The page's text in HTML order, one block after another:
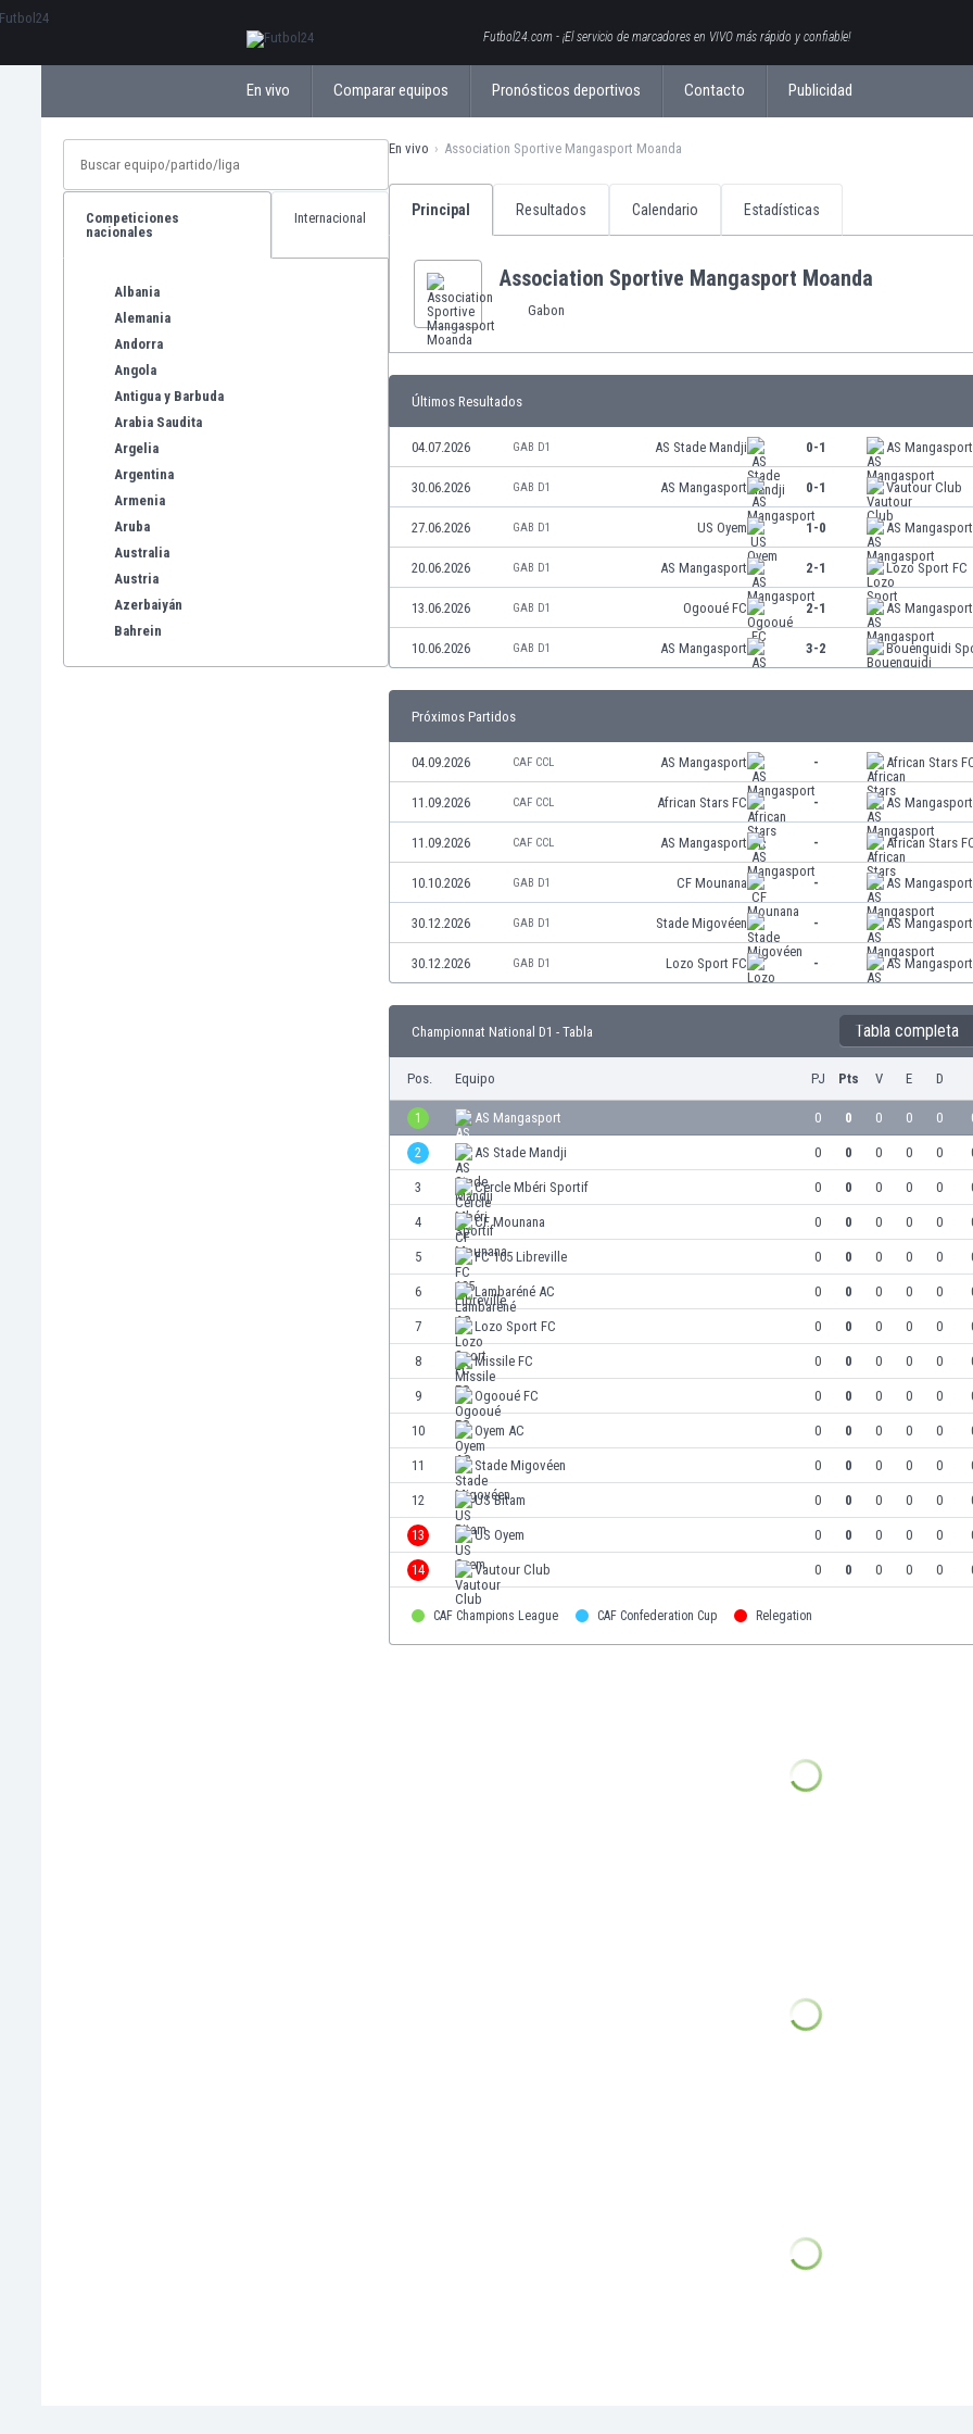
Futbol24.com - ¡El servicio de marcadores en VIVO más rápido y confiable!
En vivo Comparar equipos Pronósticos deportivos Contacto Publicidad
Competiciones
nacionales
Internacional
Albania
Alemania
Andorra
Angola
Antigua y Barbuda
Arabia Saudita
Argelia
Argentina
Armenia
Aruba
Australia
Austria
Azerbaiyán
Bahrein
En vivo Association Sportive Mangasport Moanda
Principal Resultados Calendario Estadísticas
Association Sportive Mangasport Moanda
Gabon
Últimos Resultados
04.07.2026 GAB D1 AS Stade Mandji 0-1 AS Mangasport
30.06.2026 GAB D1 AS Mangasport 0-1 Vautour Club
27.06.2026 GAB D1 US Oyem 1-0 AS Mangasport
20.06.2026 GAB D1 AS Mangasport 2-1 Lozo Sport FC
13.06.2026 GAB D1 Ogooué FC 2-1 AS Mangasport
10.06.2026 GAB D1 AS Mangasport 3-2 Bouenguidi
Próximos Partidos
04.09.2026 CAF CCL AS Mangasport - African Stars
11.09.2026 CAF CCL African Stars FC - AS Mangasport
11.09.2026 CAF CCL AS Mangasport - African Stars
10.10.2026 GAB D1 CF Mounana - AS Mangasport
30.12.2026 GAB D1 Stade Migovéen - AS Mangasport
30.12.2026 GAB D1 Lozo Sport FC - AS Mangasport
Championnat National D1 - Tabla Tabla completa
Pos. Equipo PJ Pts V E D
1 AS Mangasport 0 0 0 0 0
2 AS Stade Mandji 0 0 0 0 0
3 Cercle Mbéri Sportif 0 0 0 0 0
4 CF Mounana 0 0 0 0 0
5 FC 105 Libreville 0 0 0 0 0
6 Lambaréné AC 0 0 0 0 0
7 Lozo Sport FC 0 0 0 0 0
8 Missile FC 0 0 0 0 0
9 Ogooué FC 0 0 0 0 0
10 Oyem AC 0 0 0 0 0
11 Stade Migovéen 0 0 0 0 0
12 US Bitam 0 0 0 0 0
13 US Oyem 0 0 0 0 0
14 Vautour Club 0 0 0 0 0
CAF Champions League CAF Confederation Cup Relegation